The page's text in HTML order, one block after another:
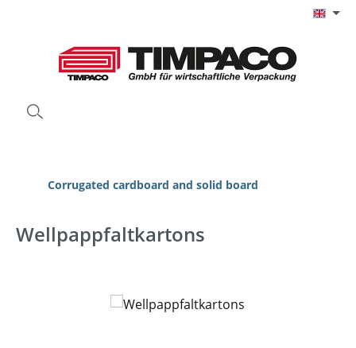
Corrugated cardboard and solid board
Wellpappfaltkartons
Skip image gallery